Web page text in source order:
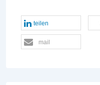
teilen
mail